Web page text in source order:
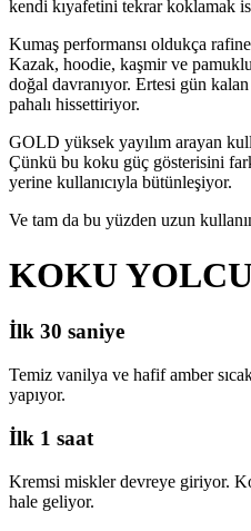
kendi kıyafetini tekrar koklamak
Kumaş performansı oldukça
Kazak, hoodie, kaşmir ve pamuklu
doğal davranıyor. Ertesi gün
pahalı hissettiriyor.
GOLD yüksek yayılım arayan
Çünkü bu koku güç gösterisini
yerine kullanıcıyla bütünleşiyor.
Ve tam da bu yüzden uzun
KOKU
İlk 30 saniye
Temiz vanilya ve hafif amber
yapıyor.
İlk 1 saat
Kremsi miskler devreye giriyor.
hale geliyor.